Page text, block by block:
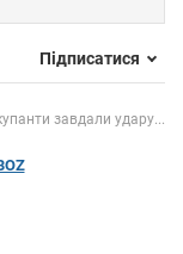
Підписатися
завдали удару...